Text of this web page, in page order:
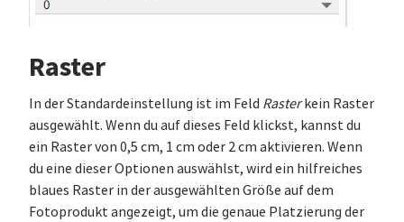
Raster
In der Standardeinstellung ist im Feld Rasterkein Raster
ausgewählt. Wenn du auf dieses Feld klickst, kannst du
ein Raster von 0,5 cm, 1 cm oder 2 cm aktivieren. Wenn
du eine dieser Optionen auswählst, wird ein hilfreiches
blaues Raster in der ausgewählten Größe auf dem
Fotoprodukt angezeigt, um die genaue Platzierung der